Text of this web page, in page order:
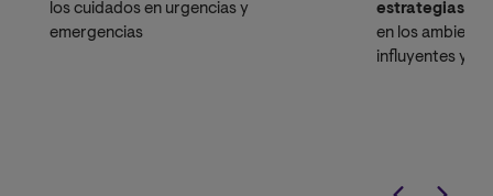
los cuidados en urgencias y
emergencias
estrategias
en los
influyentes y